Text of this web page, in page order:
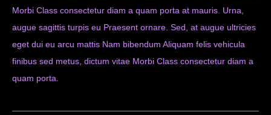
Morbi Class consectetur diam a quam porta at mauris. Urna,
augue sagittis turpis eu Praesent ornare. Sed, at augue ultricies
eget dui eu arcu mattis Nam bibendum Aliquam felis vehicula
finibus sed metus, dictum vitae Morbi Class consectetur diam a
quam porta.